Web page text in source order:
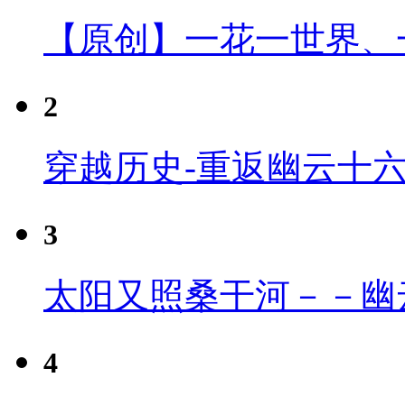
【原创】一花一世界
2
穿越历史-重返幽云十
3
太阳又照桑干河－－
4